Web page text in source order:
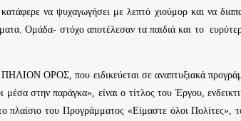
να ψυχαγωγήσει με λεπτό χιούμορ και να
Ομάδα- στόχο αποτέλεσαν τα παιδιά και το
ΟΡΟΣ, που ειδικεύεται σε αναπτυξιακά
μέσα στην παράγκα», είναι ο τίτλος του Έργου,
πλαίσιο του Προγράμματος «Είμαστε όλοι